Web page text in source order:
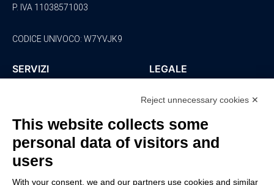
P. IVA 11038571003
CODICE UNIVOCO: W7YVJK9
SERVIZI
Sicurezza
Consulenza
Impianti
LEGALE
CONTATTI
Reject unnecessary cookies ✕
This website collects some
personal data of visitors and
users
With your consent, we and our partners use cookies and similar